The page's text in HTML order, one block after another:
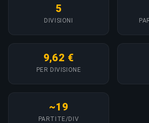
5
DIVISIONI
9,62 €
PER DIVISIONE
~19
PARTITE/DIV